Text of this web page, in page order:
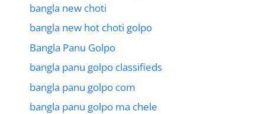
bangla new choti
bangla new hot choti golpo
Bangla Panu Golpo
bangla panu golpo classifieds
bangla panu golpo com
bangla panu golpo ma chele